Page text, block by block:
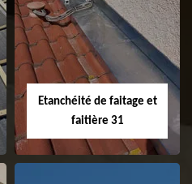
Etanchéité de faitage et
faitière 31